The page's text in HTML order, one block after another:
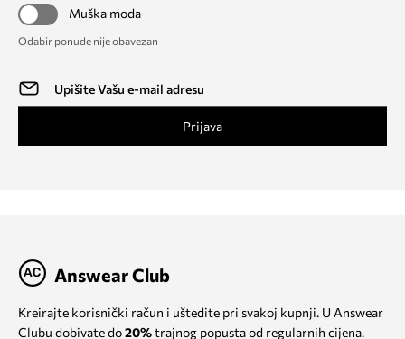
Muška moda
Odabir ponude nije obavezan
Prijava
Answear Club
Kreirajte korisnički račun i uštedite pri svakoj kupnji. U Answear
Clubu dobivate do20%trajnog popusta od regularnih cijena.